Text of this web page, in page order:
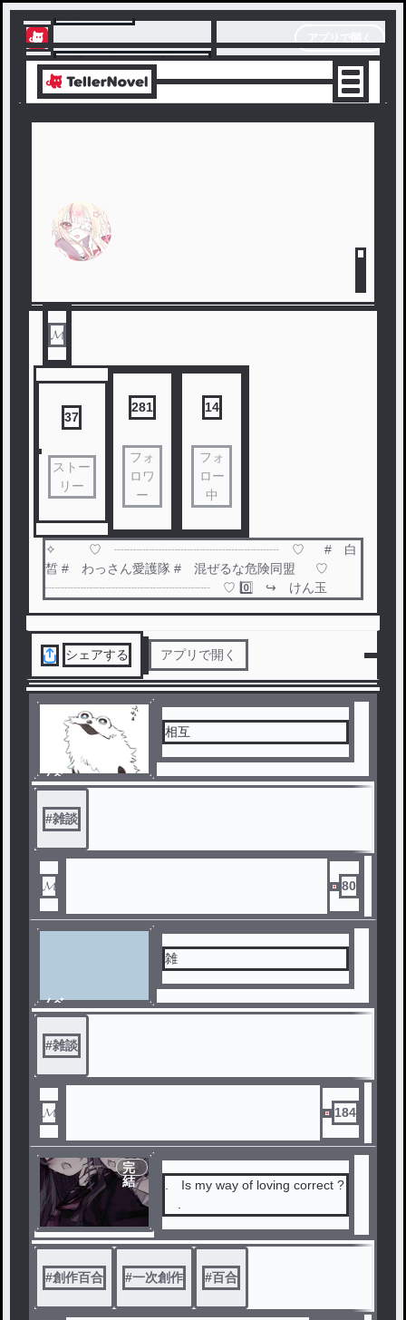
テラーノベル
アプリでサクサク楽しめる
𝓜
37
ストー
リー
281
フォ
ロワ
ー
14
フォ
ロー
中
✧ ♡ ┈┈┈┈┈┈┈┈┈┈┈┈┈ ♡ # 白
皙 # わっさん愛護隊 # 混ぜるな危険同盟 ♡
┈┈┈┈┈┈┈┈┈┈┈┈┈ ♡ 0️⃣ ↪ けん玉
シェアする アプリで開く
ノベ
ル
相互
#雑談
𝓜 80
ノベ
ル
雑
#雑談
𝓜 184
完
結
. Is my way of loving correct ?
#創作百合 #一次創作 #百合